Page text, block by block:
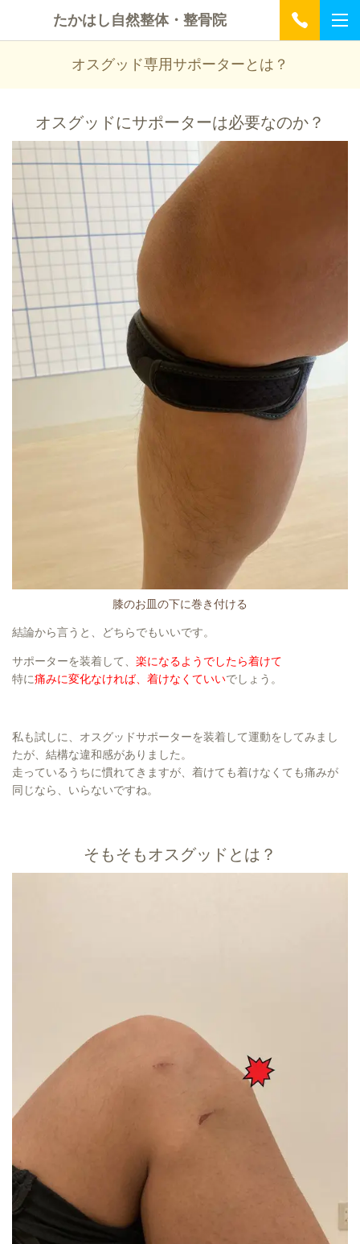
たかはし自然整体・整骨院
オスグッド専用サポーターとは？
オスグッドにサポーターは必要なのか？
膝のお皿の下に巻き付ける
結論から言うと、どちらでもいいです。
サポーターを装着して、 楽になるようでしたら着けて
特に痛みに変化なければ、着けなくていいでしょう。
私も試しに、オスグッドサポーターを装着して運動をしてみまし
たが、結構な違和感がありました。
走っているうちに慣れてきますが、着けても着けなくても痛みが
同じなら、いらないですね。
そもそもオスグッドとは？